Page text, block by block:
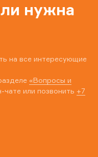
нужна
на все интересующие
«Вопросы и
чате или позвонить +7